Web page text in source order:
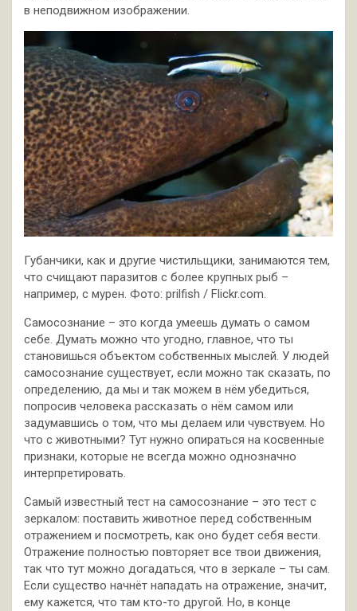
в неподвижном изображении.
Губанчики, как и другие чистильщики, занимаются тем,
что счищают паразитов с более крупных рыб –
например, с мурен. Фото: prilfish / Flickr.com.
Самосознание – это когда умеешь думать о самом
себе. Думать можно что угодно, главное, что ты
становишься объектом собственных мыслей. У людей
самосознание существует, если можно так сказать, по
определению, да мы и так можем в нём убедиться,
попросив человека рассказать о нём самом или
задумавшись о том, что мы делаем или чувствуем. Но
что с животными? Тут нужно опираться на косвенные
признаки, которые не всегда можно однозначно
интерпретировать.
Самый известный тест на самосознание – это тест с
зеркалом: поставить животное перед собственным
отражением и посмотреть, как оно будет себя вести.
Отражение полностью повторяет все твои движения,
так что тут можно догадаться, что в зеркале – ты сам.
Если существо начнёт нападать на отражение, значит,
ему кажется, что там кто-то другой. Но, в конце